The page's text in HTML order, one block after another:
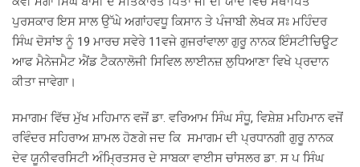
ਪੁਰਸਕਾਰ ਇਸ ਸਾਲ ਉੱਘੇ ਅਗਾਂਹਵਧੂ ਕਿਸਾਨ ਤੇ ਪੰਜਾਬੀ ਲੇਖਕ ਸਃ ਮਹਿੰਦਰ
ਸਿੰਘ ਦੋਸਾਂਝ ਨੂੰ 19 ਮਾਰਚ ਸਵੇਰੇ 11ਵਜੇ ਗੁਜਰਾਂਵਾਲਾ ਗੁਰੂ ਨਾਨਕ ਇੰਸਟੀਚਿਊਟ
ਆਫ ਮੈਨੇਜਮੈਟ ਐਂਡ ਟੈਕਨਾਲੋਜੀ ਸਿਵਿਲ ਲਾਈਨਜ਼ ਲੁਧਿਆਣਾ ਵਿਖੇ ਪ੍ਰਦਾਨ
ਕੀਤਾ ਜਾਵੇਗਾ।
ਸਮਾਗਮ ਵਿੱਚ ਮੁੱਖ ਮਹਿਮਾਨ ਵਜੋਂ ਡਾ. ਵਰਿਆਮ ਸਿੰਘ ਸੰਧੂ, ਵਿਸ਼ੇਸ਼ ਮਹਿਮਾਨ ਵਜੋਂ
ਰਵਿੰਦਰ ਸਹਿਰਾਅ ਸ਼ਾਮਲ ਹੋਣਗੇ ਜਦ ਕਿ ਸਮਾਗਮ ਦੀ ਪ੍ਰਧਾਨਗੀ ਗੁਰੂ ਨਾਨਕ
ਦੇਵ ਯੂਨੀਵਰਸਿਟੀ ਅੰਮ੍ਰਿਤਸਰ ਦੇ ਸਾਬਕਾ ਵਾਈਸ ਚਾਂਸਲਰ ਡਾ. ਸ ਪ ਸਿੰਘ